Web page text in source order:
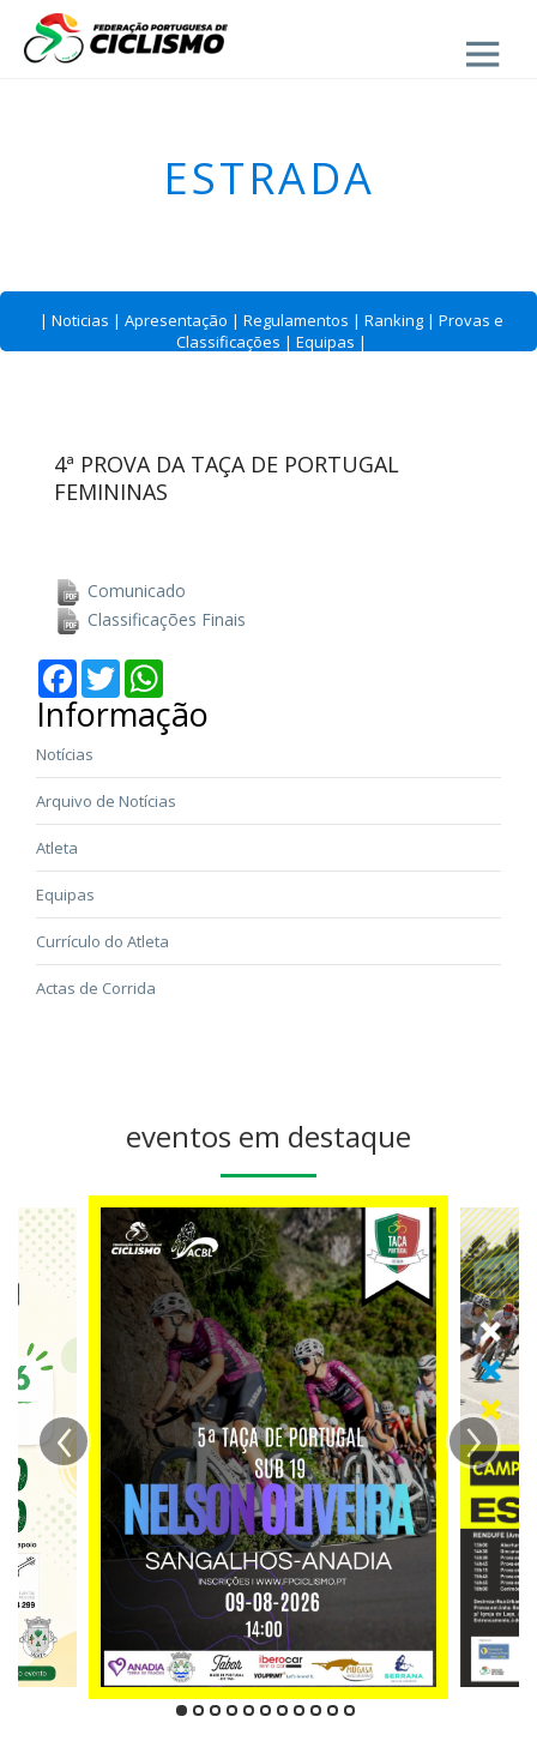
Close
ESTRADA
| Noticias | Apresentação | Regulamentos | Ranking | Provas e
Classificações | Equipas |
4ª PROVA DA TAÇA DE PORTUGAL
FEMININAS
Comunicado
Classificações Finais
Facebook
Twitter
Informação
Notícias
Arquivo de Notícias
Atleta
Equipas
Currículo do Atleta
Actas de Corrida
eventos em destaque
‹ ›